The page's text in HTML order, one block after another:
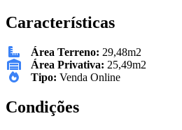
Características
Área Terreno: 29,48m2
Área Privativa: 25,49m2
Tipo: Venda Online
Condições